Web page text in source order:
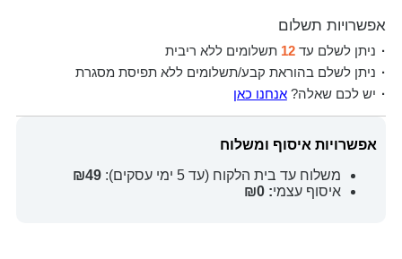
אפשרויות תשלום
ניתן לשלם עד12 תשלומים ללא ריבית
ניתן לשלם בהוראת קבע/תשלומים ללא תפיסת מסגרת
יש לכם שאלה?אנחנו כאן
אפשרויות איסוף ומשלוח
משלוח עד בית הלקוח (עד 5 ימי עסקים):
איסוף עצמי: ₪0